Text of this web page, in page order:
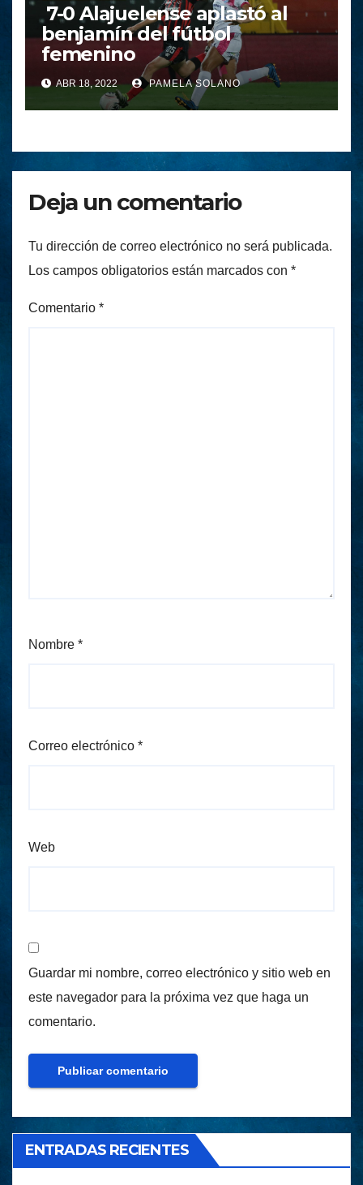
7-0 Alajuelense aplastó al
benjamín del fútbol
femenino
ABR 18, 2022 PAMELA SOLANO
Deja un comentario
Tu dirección de correo electrónico no será publicada.
Los campos obligatorios están marcados con *
Comentario *
Nombre *
Correo electrónico *
Web
Guardar mi nombre, correo electrónico y sitio web en
este navegador para la próxima vez que haga un
comentario.
ENTRADAS RECIENTES